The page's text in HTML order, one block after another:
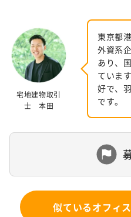
宅地建物取引
士 本田
東京都
外資系
あり、
ていま
好で、
です。
似ているオフィ